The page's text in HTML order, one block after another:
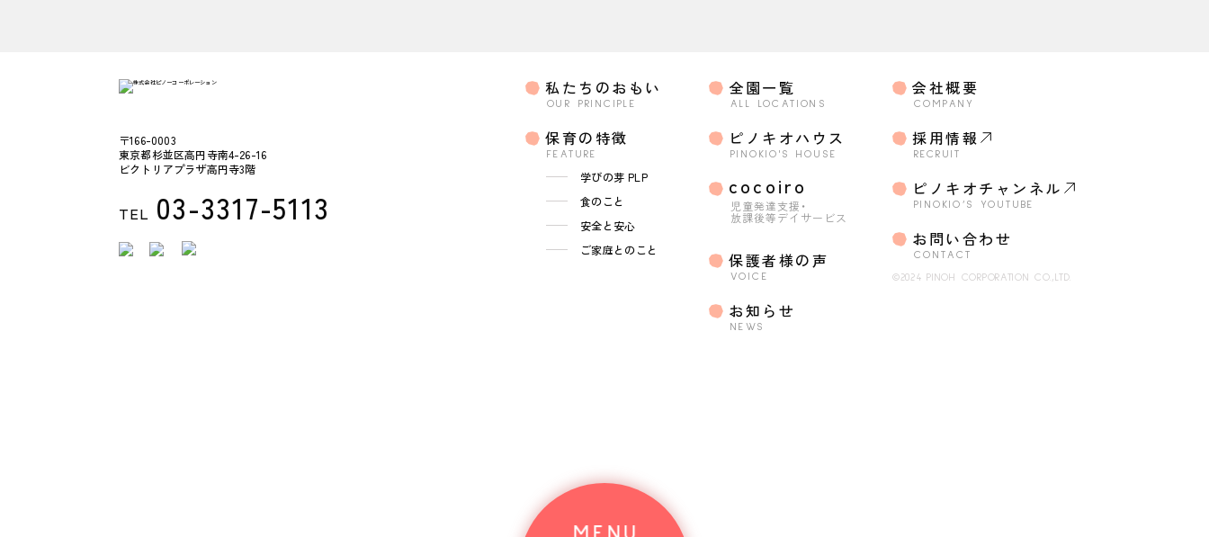
〒166-0003
東京都杉並区高円寺南4-26-16
ビクトリアプラザ高円寺3階
TEL 03-3317-5113
私たちのおもい
OUR PRINCIPLE
保育の特徴
FEATURE
学びの芽 PLP
食のこと
安全と安心
ご家庭とのこと
全園一覧
ALL LOCATIONS
ピノキオハウス
PINOKIO'S HOUSE
cocoiro
児童発達支援・
放課後等デイサービス
保護者様の声
VOICE
お知らせ
NEWS
会社概要
COMPANY
採用情報
RECRUIT
ピノキオチャンネル
PINOKIO’S YOUTUBE
お問い合わせ
CONTACT
©2024 PINOH CORPORATION CO.,LTD.